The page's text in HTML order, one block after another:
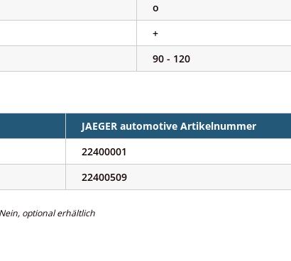
o
+
90 - 120
JAEGER automotive Artikelnummer
22400001
22400509
optional erhältlich